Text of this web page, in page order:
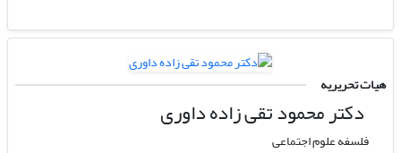
هیات تحریریه
دکتر محمود تقی زاده داوری
فلسفه علوم اجتماعی